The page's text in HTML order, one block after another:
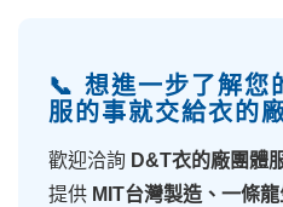
📞 想進一步了解您
服的事就交給衣的
歡迎洽詢 D&T衣的廠團體
提供 MIT台灣製造、一條